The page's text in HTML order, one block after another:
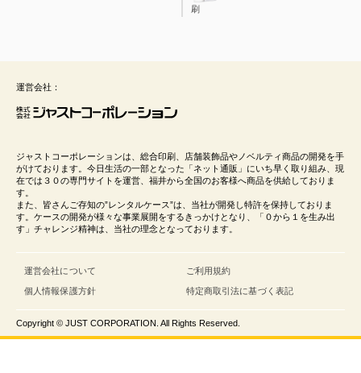
刷
運営会社：
ジャストコーポレーションは、総合印刷、店舗装飾品やノベルティ商品の開発を手
がけております。今日生活の一部となった「ネット通販」にいち早く取り組み、現
在では３０の専門サイトを運営、福井から全国のお客様へ商品を供給しておりま
す。
また、皆さんご存知の”レンタルケース”は、当社が開発し特許を保持しておりま
す。ケースの開発が様々な事業展開をするきっかけとなり、「０から１を生み出
す」チャレンジ精神は、当社の理念となっております。
運営会社について
個人情報保護方針
ご利用規約
特定商取引法に基づく表記
Copyright © JUST CORPORATION. All Rights Reserved.